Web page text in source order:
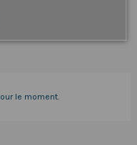
le moment.